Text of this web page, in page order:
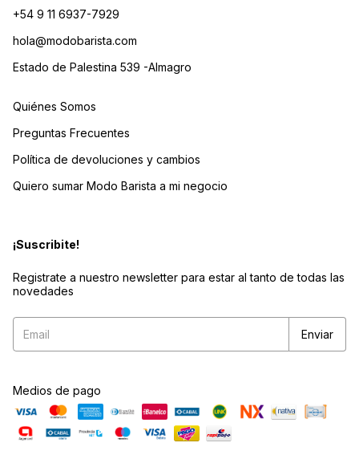
+54 9 11 6937-7929
hola@modobarista.com
Estado de Palestina 539 -Almagro
Quiénes Somos
Preguntas Frecuentes
Política de devoluciones y cambios
Quiero sumar Modo Barista a mi negocio
¡Suscribite!
Registrate a nuestro newsletter para estar al tanto de todas las
novedades
Medios de pago